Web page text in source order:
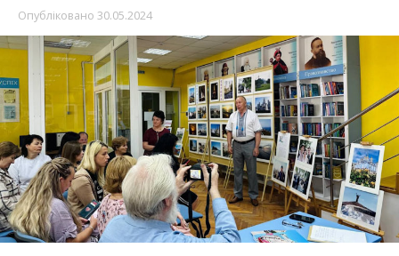
Опубліковано 30.05.2024